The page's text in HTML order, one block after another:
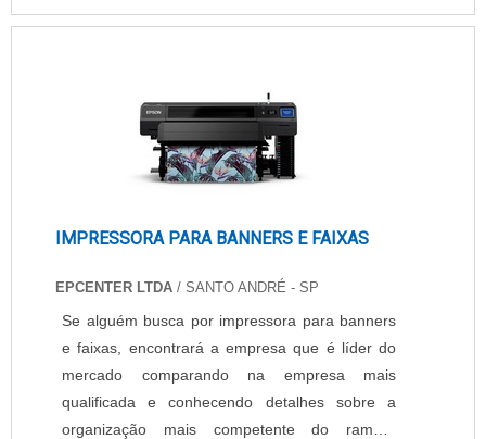
tipo de cuidado ajuda a garantir a qualidade e
IMPRESSORA PARA BANNERS E FAIXAS
EPCENTER LTDA / SANTO ANDRÉ - SP
Se alguém busca por impressora para banners
e faixas, encontrará a empresa que é líder do
mercado comparando na empresa mais
qualificada e conhecendo detalhes sobre a
organização mais competente do ramo.É